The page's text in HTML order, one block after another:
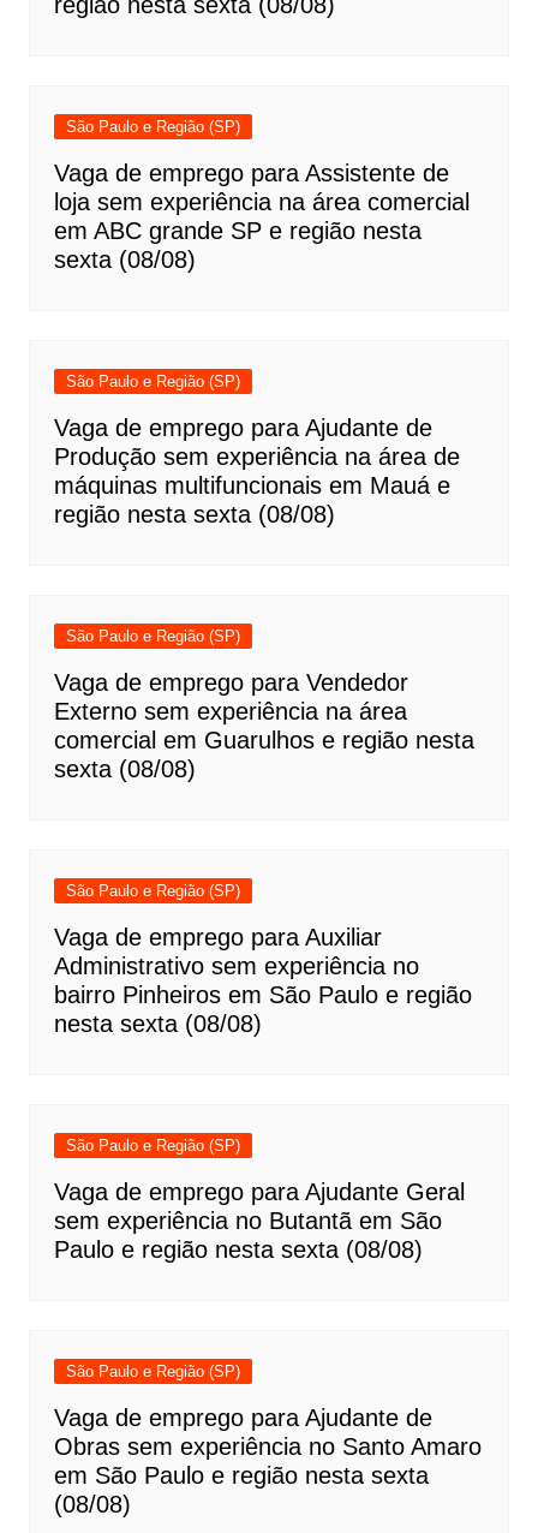
São Paulo e Região (SP)
Vaga de emprego para Assistente de
loja sem experiência na área comercial
em ABC grande SP e região nesta
sexta (08/08)
São Paulo e Região (SP)
Vaga de emprego para Ajudante de
Produção sem experiência na área de
máquinas multifuncionais em Mauá e
região nesta sexta (08/08)
São Paulo e Região (SP)
Vaga de emprego para Vendedor
Externo sem experiência na área
comercial em Guarulhos e região nesta
sexta (08/08)
São Paulo e Região (SP)
Vaga de emprego para Auxiliar
Administrativo sem experiência no
bairro Pinheiros em São Paulo e região
nesta sexta (08/08)
São Paulo e Região (SP)
Vaga de emprego para Ajudante Geral
sem experiência no Butantã em São
Paulo e região nesta sexta (08/08)
São Paulo e Região (SP)
Vaga de emprego para Ajudante de
Obras sem experiência no Santo Amaro
em São Paulo e região nesta sexta
(08/08)